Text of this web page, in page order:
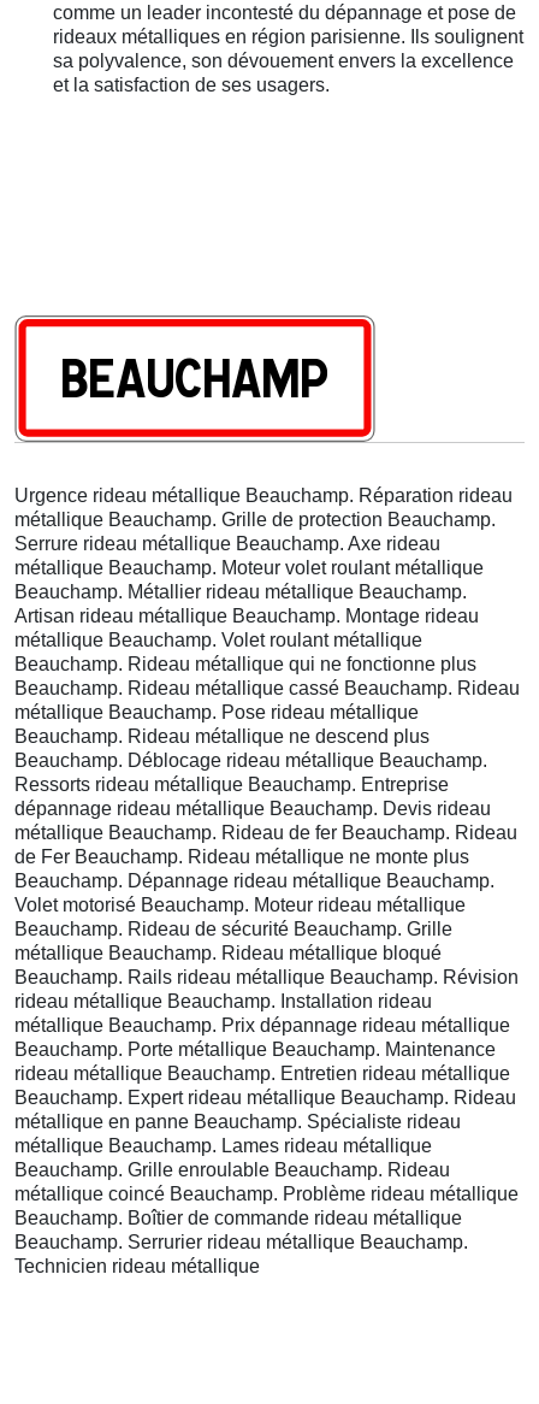
comme un leader incontesté du dépannage et pose de
rideaux métalliques en région parisienne. Ils soulignent
sa polyvalence, son dévouement envers la excellence
et la satisfaction de ses usagers.
Urgence rideau métallique Beauchamp. Réparation rideau
métallique Beauchamp. Grille de protection Beauchamp.
Serrure rideau métallique Beauchamp. Axe rideau
métallique Beauchamp. Moteur volet roulant métallique
Beauchamp. Métallier rideau métallique Beauchamp.
Artisan rideau métallique Beauchamp. Montage rideau
métallique Beauchamp. Volet roulant métallique
Beauchamp. Rideau métallique qui ne fonctionne plus
Beauchamp. Rideau métallique cassé Beauchamp. Rideau
métallique Beauchamp. Pose rideau métallique
Beauchamp. Rideau métallique ne descend plus
Beauchamp. Déblocage rideau métallique Beauchamp.
Ressorts rideau métallique Beauchamp. Entreprise
dépannage rideau métallique Beauchamp. Devis rideau
métallique Beauchamp. Rideau de fer Beauchamp. Rideau
de Fer Beauchamp. Rideau métallique ne monte plus
Beauchamp. Dépannage rideau métallique Beauchamp.
Volet motorisé Beauchamp. Moteur rideau métallique
Beauchamp. Rideau de sécurité Beauchamp. Grille
métallique Beauchamp. Rideau métallique bloqué
Beauchamp. Rails rideau métallique Beauchamp. Révision
rideau métallique Beauchamp. Installation rideau
métallique Beauchamp. Prix dépannage rideau métallique
Beauchamp. Porte métallique Beauchamp. Maintenance
rideau métallique Beauchamp. Entretien rideau métallique
Beauchamp. Expert rideau métallique Beauchamp. Rideau
métallique en panne Beauchamp. Spécialiste rideau
métallique Beauchamp. Lames rideau métallique
Beauchamp. Grille enroulable Beauchamp. Rideau
métallique coincé Beauchamp. Problème rideau métallique
Beauchamp. Boîtier de commande rideau métallique
Beauchamp. Serrurier rideau métallique Beauchamp.
Technicien rideau métallique